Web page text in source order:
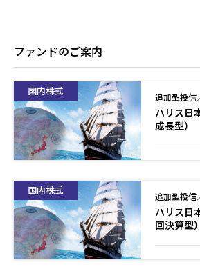
ファンドのご案内
国内株式 追加型投信
ハリス日
成長型）
国内株式 追加型投信
ハリス日
回決算型）